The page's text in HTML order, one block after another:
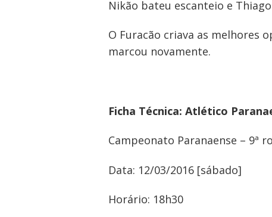
Nikão bateu escanteio e
O Furacão criava as melhores
marcou novamente.
Ficha Técnica: Atlético
Campeonato Paranaense – 9ª
Data: 12/03/2016 [sábado]
Horário: 18h30